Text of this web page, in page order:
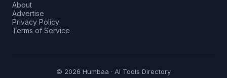
About
Advertise
Privacy Policy
Terms of Service
© 2026 Humbaa · AI Tools Directory